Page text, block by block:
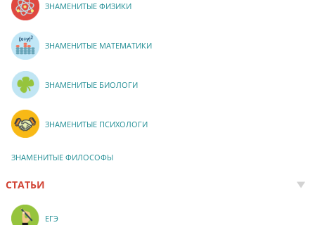
ЗНАМЕНИТЫЕ ФИЗИКИ
ЗНАМЕНИТЫЕ МАТЕМАТИКИ
ЗНАМЕНИТЫЕ БИОЛОГИ
ЗНАМЕНИТЫЕ ПСИХОЛОГИ
ЗНАМЕНИТЫЕ ФИЛОСОФЫ
СТАТЬИ
ЕГЭ